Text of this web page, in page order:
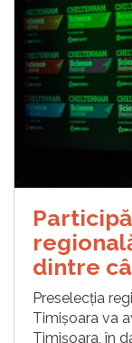
dintre
Preselecția
Timișoara va
Timișoara, în